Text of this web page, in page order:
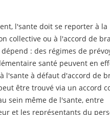
l'sante doit se reporter à la
collective ou à l'accord de
: des régimes de
santé peuvent en
l'sante à défaut d'accord de
être trouvé via un accord
sein même de l'sante, entre
et les représentants du